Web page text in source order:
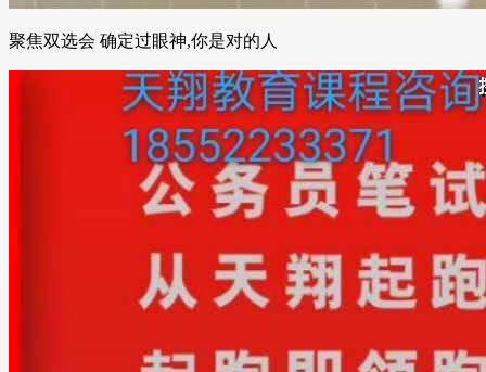
聚焦双选会 确定过眼神,你是对的人